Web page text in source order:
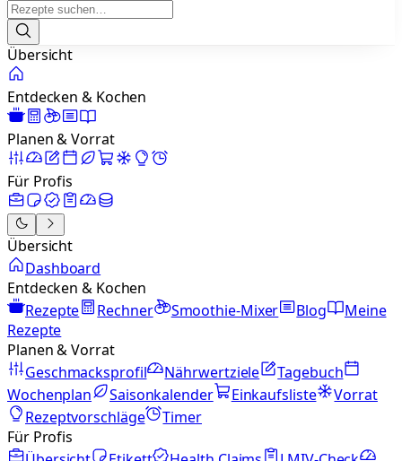
Übersicht
Entdecken & Kochen
Planen & Vorrat
Für Profis
Übersicht
Dashboard
Entdecken & Kochen
Rezepte
Rechner Smoothie-Mixer Blog
Meine
Rezepte
Planen & Vorrat
Geschmacksprofil
Nährwertziele
Tagebuch
Wochenplan
Saisonkalender Einkaufsliste
Vorrat
Rezeptvorschläge
Timer
Für Profis